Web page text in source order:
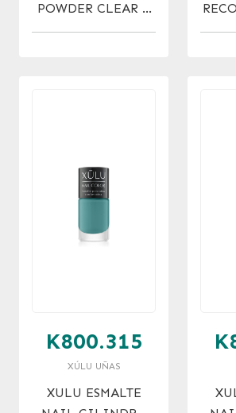
POWDER CLEAR X
60 GR.
K800.315
XÚLU UÑAS
XULU ESMALTE